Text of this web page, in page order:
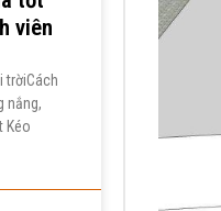
viên
trờiCách
nắng,
Kéo